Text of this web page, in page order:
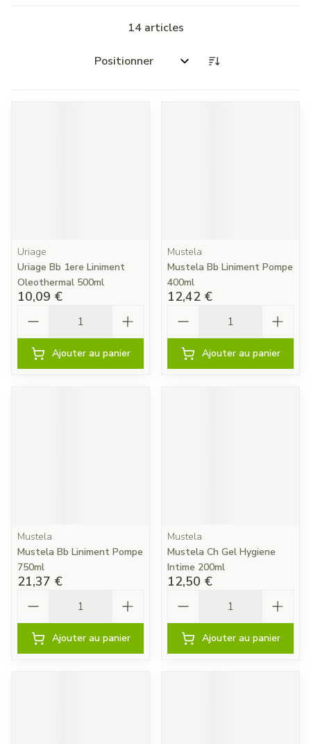
14articles
Trier par:
Uriage
Uriage Bb 1ere Liniment
Oleothermal 500ml
10,09 €
Ajouter au panier
Mustela
Mustela Bb Liniment Pompe
400ml
12,42 €
Ajouter au panier
Mustela
Mustela Bb Liniment Pompe
750ml
21,37 €
Ajouter au panier
Mustela
Mustela Ch Gel Hygiene
Intime 200ml
12,50 €
Ajouter au panier